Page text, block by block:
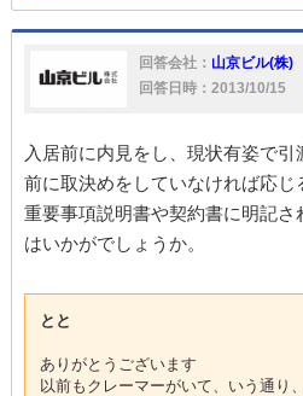
回答会社： 山京ビル(株)
回答日時：2013/10/15
入居前に内見をし、現状有姿で
前に取決めをしていなければ応じ
重要事項説明書や契約書に明記さ
はいかがでしょうか。
とと
ありがとうございます
以前もクレーマーがいて、いう通